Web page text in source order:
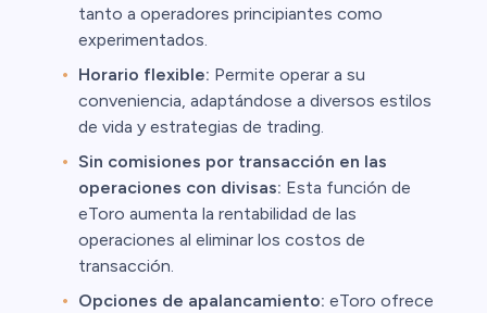
tanto a operadores principiantes como
experimentados.
Horario flexible: Permite operar a su
conveniencia, adaptándose a diversos estilos
de vida y estrategias de trading.
Sin comisiones por transacción en las
operaciones con divisas: Esta función de
eToro aumenta la rentabilidad de las
operaciones al eliminar los costos de
transacción.
Opciones de apalancamiento: eToro ofrece